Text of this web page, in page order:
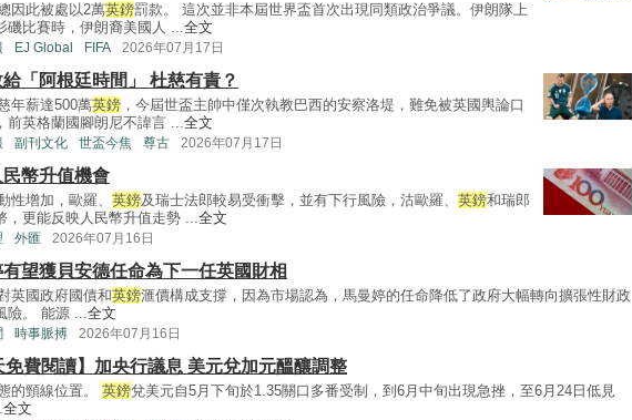
因此被處以2萬英鎊罰款。 這次並非本屆世界盃首次出現同類政治爭議。伊朗隊上
磯比賽時，伊朗裔美國人 ...全文
EJ Global FIFA 2026年07月17日
「阿根廷時間」 杜慈有責？
年薪達500萬英鎊 ，今屆世盃主帥中僅次執教巴西的安察洛堤，難免被英國輿論口
前英格蘭國腳朗尼不諱言 ...全文
副刊文化 世盃今焦 尊古 2026年07月17日
民幣升值機會
性增加，歐羅、 英鎊及瑞士法郎較易受衝擊，並有下行風險，沽歐羅、 英鎊和瑞郎
，更能反映人民幣升值走勢 ...全文
外匯 2026年07月16日
望獲貝安德任命為下一任英國財相
英國政府國債和英鎊滙價構成支撐，因為市場認為，馬曼婷的任命降低了政府大幅轉向擴張性財政
險。 能源 ...全文
時事脈搏 2026年07月16日
免費閱讀】加央行議息 美元兌加元醞釀調整
的頸線位置。 英鎊兌美元自5月下旬於1.35關口多番受制，到6月中旬出現急挫，至6月24日低見
全文